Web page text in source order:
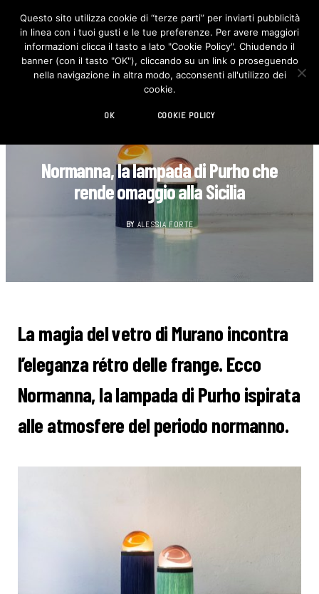
F
c
e
b
o
I
n
s
t
Normanna, la lampada di Purho che
rende omaggio alla Sicilia
BY ALESSIA FORTE
La magia del vetro di Murano incontra
l’eleganza rétro delle frange. Ecco
Normanna, la lampada di Purho ispirata
alle atmosfere del periodo normanno.
Questo sito utilizza cookie di “terze parti” per inviarti pubblicità
in linea con i tuoi gusti e le tue preferenze. Per avere maggiori
informazioni clicca il tasto a lato "Cookie Policy". Chiudendo il
banner (con il tasto "OK"), cliccando su un link o proseguendo
nella navigazione in altra modo, acconsenti all'utilizzo dei
cookie.
OK COOKIE POLICY